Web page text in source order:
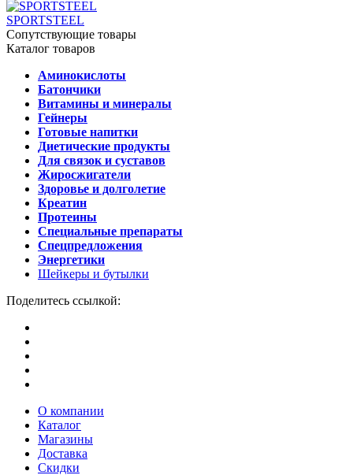
SPORTSTEEL
Сопутствующие товары
Каталог товаров
Аминокислоты
Батончики
Витамины и минералы
Гейнеры
Готовые напитки
Диетические продукты
Для связок и суставов
Жиросжигатели
Здоровье и долголетие
Креатин
Протеины
Специальные препараты
Спецпредложения
Энергетики
Шейкеры и бутылки
Поделитесь ссылкой:
О компании
Каталог
Магазины
Доставка
Скидки